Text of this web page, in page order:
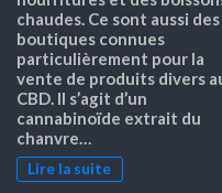
chaudes. Ce sont aussi des
boutiques connues
particulièrement pour la
vente de produits divers
CBD. Il s’agit d’un
cannabinoïde extrait du
chanvre…
Lire la suite